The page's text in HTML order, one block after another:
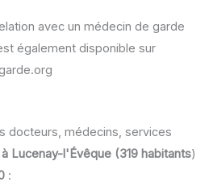
avec un médecin de garde
également disponible sur
docteurs, médecins, services
Lucenay-l'Évêque (319 habitants)
: